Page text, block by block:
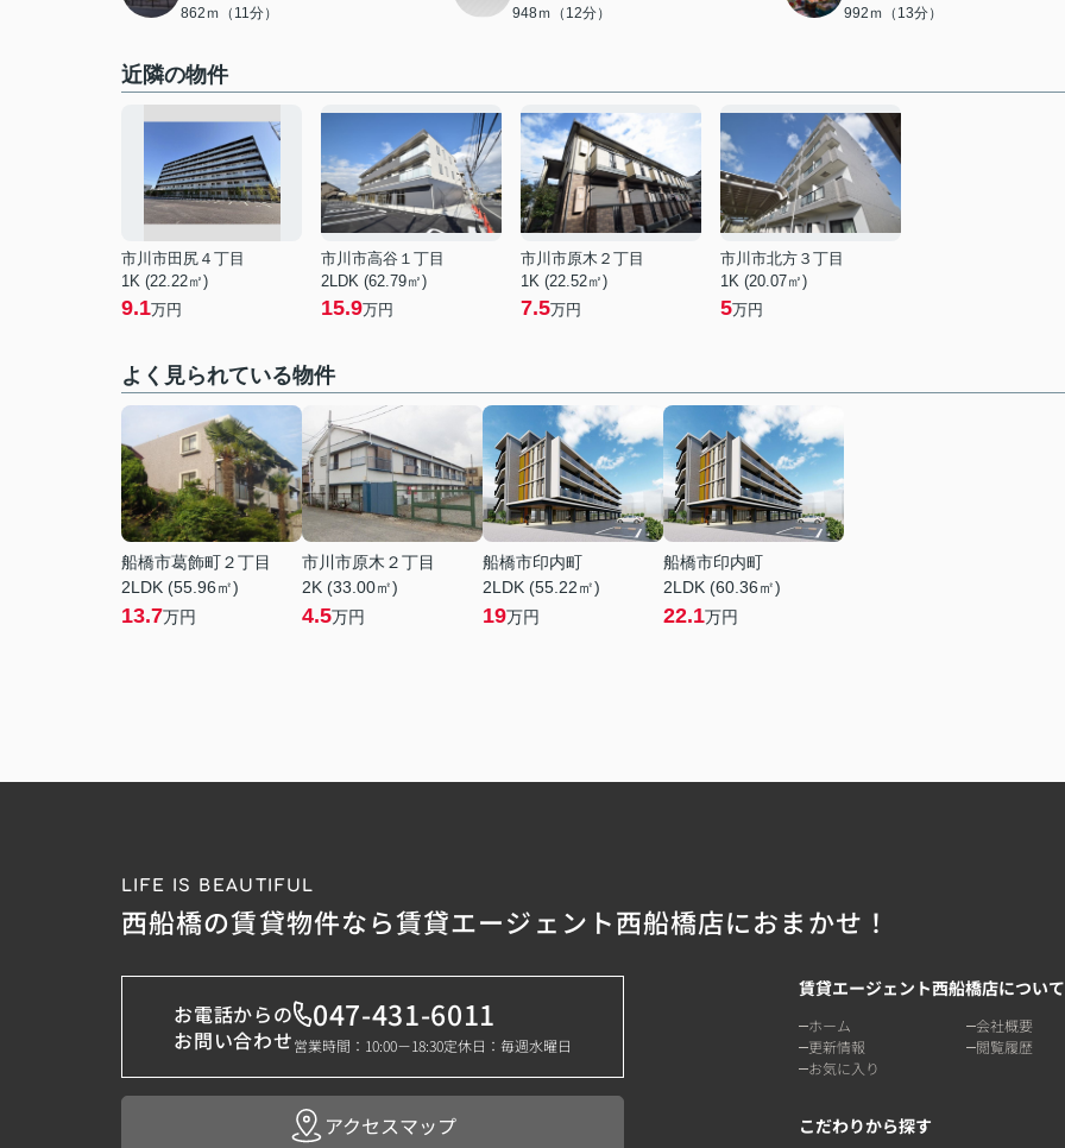
862ｍ（11分） 948ｍ（12分） 992ｍ（13分）
近隣の物件
市川市田尻４丁目
1K (22.22㎡)
9.1万円
市川市高谷１丁目
2LDK (62.79㎡)
15.9万円
市川市原木２丁目
1K (22.52㎡)
7.5万円
市川市北方３丁目
1K (20.07㎡)
5万円
よく見られている物件
船橋市葛飾町２丁目
2LDK (55.96㎡)
13.7万円
市川市原木２丁目
2K (33.00㎡)
4.5万円
船橋市印内町
2LDK (55.22㎡)
19万円
船橋市印内町
2LDK (60.36㎡)
22.1万円
LIFE IS BEAUTIFUL
西船橋の賃貸物件なら賃貸エージェント西船橋店におまかせ！
お電話からの
お問い合わせ
047-431-6011
営業時間：10:00－18:30定休日：毎週水曜日
アクセスマップ
賃貸エージェント西船橋店について
ホーム 会社概要
更新情報
閲覧履歴
お気に入り
こだわりから探す